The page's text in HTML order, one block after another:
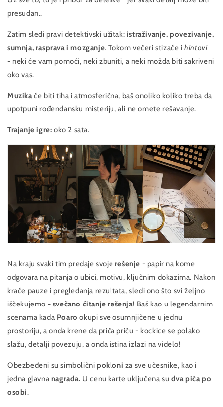
presudan..
Zatim sledi pravi detektivski užitak: istraživanje, povezivanje,
sumnja, rasprava i mozganje. Tokom večeri stizaće ihintovi
- neki će vam pomoći, neki zbuniti, a neki možda biti sakriveni
oko vas.
Muzikaće biti tiha i atmosferična, baš onoliko koliko treba da
upotpuni rođendansku misteriju, ali ne omete rešavanje.
Trajanje igre: oko 2 sata.
Na kraju svaki tim predaje svoje rešenje - papir na kome
odgovara na pitanja o ubici, motivu, ključnim dokazima. Nakon
kraće pauze i pregledanja rezultata, sledi ono što svi željno
iščekujemo - svečano čitanje rešenja! Baš kao u legendarnim
scenama kada Poaro okupi sve osumnjičene u jednu
prostoriju, a onda krene da priča priču - kockice se polako
slažu, detalji povezuju, a onda istina izlazi na videlo!
Obezbeđeni su simbolični pokloni za sve učesnike, kao i
jedna glavna nagrada. U cenu karte uključena su dva pića po
osobi.